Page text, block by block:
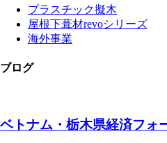
プラスチック擬木
屋根下葺材revoシリーズ
海外事業
ブログ
ベトナム・栃木県経済フォ